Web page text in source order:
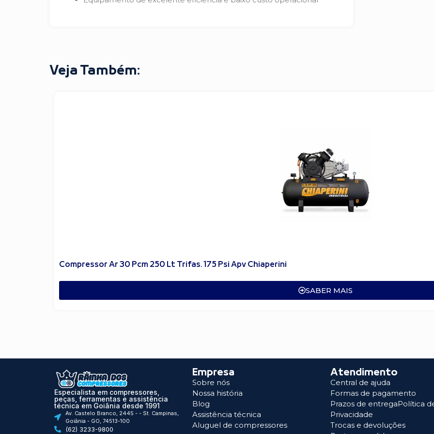
Veja Também:
Compressor Ar 30 Pcm 250 Lt Trifas. 175 Psi Apv Chiaperini
SABER MAIS
Especialista em compressores,
peças, ferramentas e assistência
técnica em Goiânia desde 1991
Av. Castelo Branco, 2445 - - St. Campinas,
Goiânia - GO, 74513-100
(62) 3233-9800
Empresa
Sobre nós
Nossa história
Blog
Assistência técnica
Aluguel de compressores
Atendimento
Central de ajuda
Formas de pagamento
Prazos de entregaPolítica
Privacidade
Trocas e devoluções